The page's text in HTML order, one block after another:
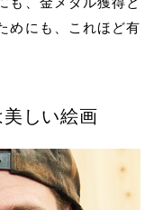
めにも、これほど有
しい絵画